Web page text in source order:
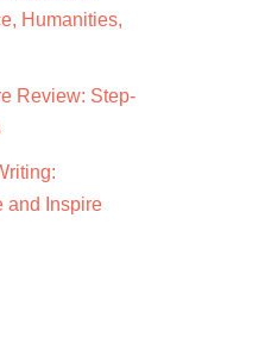
Humanities,
Review: Step-
and Inspire